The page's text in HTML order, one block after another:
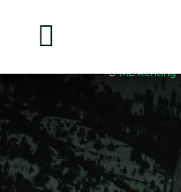

 ME Renting